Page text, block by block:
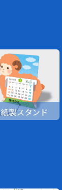
紙製スタンド